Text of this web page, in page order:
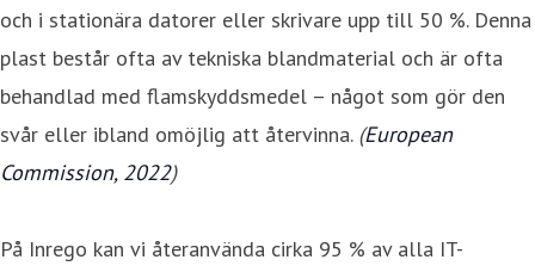
och i stationära datorer eller skrivare upp till 50 %. Denna
plast består ofta av tekniska blandmaterial och är ofta
behandlad med flamskyddsmedel – något som gör den
svår eller ibland omöjlig att återvinna. (European
Commission, 2022)
På Inrego kan vi återanvända cirka 95 % av alla IT-